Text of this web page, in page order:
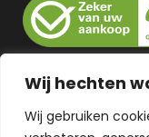
Wij hechten
Wij gebruiken